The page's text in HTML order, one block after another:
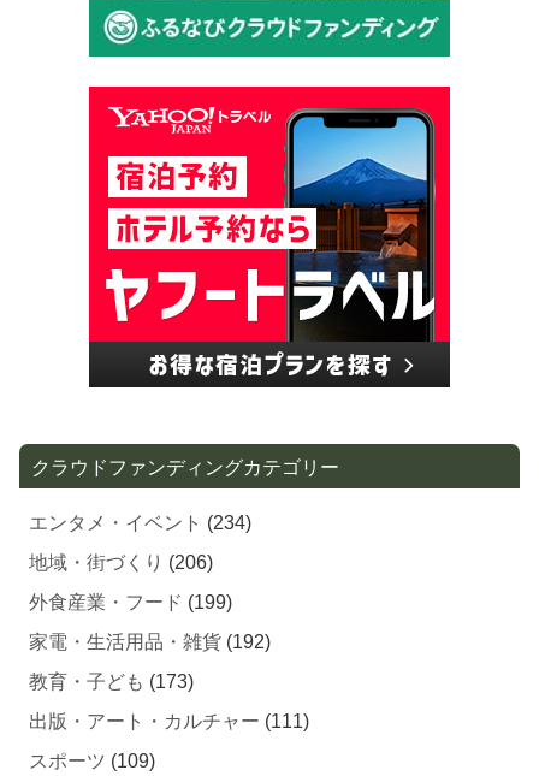
クラウドファンディングカテゴリー
エンタメ・イベント (234)
地域・街づくり (206)
外食産業・フード (199)
家電・生活用品・雑貨 (192)
教育・子ども (173)
出版・アート・カルチャー (111)
スポーツ (109)